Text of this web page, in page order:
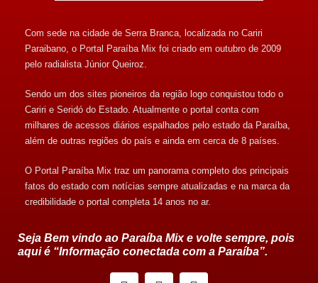
Com sede na cidade de Serra Branca, localizada no Cariri
Paraibano, o Portal Paraíba Mix foi criado em outubro de 2009
pelo radialista Júnior Queiroz.
Sendo um dos sites pioneiros da região logo conquistou todo o
Cariri e Seridó do Estado. Atualmente o portal conta com
milhares de acessos diários espalhados pelo estado da Paraíba,
além de outras regiões do país e ainda em cerca de 8 países.
O Portal Paraíba Mix traz um panorama completo dos principais
fatos do estado com notícias sempre atualizadas e na marca da
credibilidade o portal completa 14 anos no ar.
Seja Bem vindo ao Paraíba Mix e volte sempre, pois
aqui é “Informação conectada com a Paraíba”.